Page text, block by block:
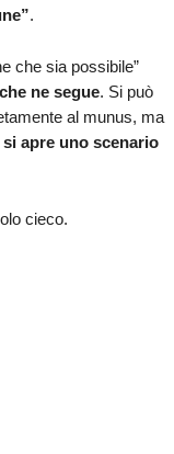
.
che sia possibile”
ne segue. Si può
al munus, ma
apre uno scenario
cieco.